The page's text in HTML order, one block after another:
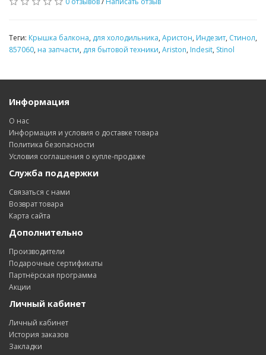
Теги: Крышка балкона, для холодильника, Аристон, Индезит, Стинол,
857060, на запчасти, для бытовой техники, Ariston, Indesit, Stinol
Информация
О нас
Информация и условия о доставке товара
Политика безопасности
Условия соглашения о купле-продаже
Служба поддержки
Связаться с нами
Возврат товара
Карта сайта
Дополнительно
Производители
Подарочные сертификаты
Партнёрская программа
Акции
Личный кабинет
Личный кабинет
История заказов
Закладки